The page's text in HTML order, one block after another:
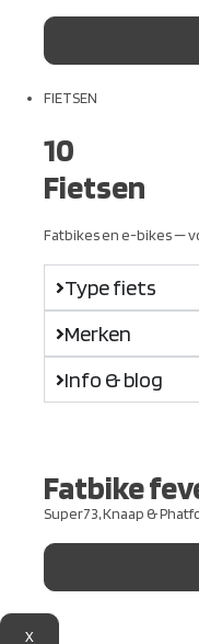
FIETSEN
10
Fietsen
Fatbikes en e-bikes —
Type fiets
Merken
Info & blog
Fatbike
Super73, Knaap &
X